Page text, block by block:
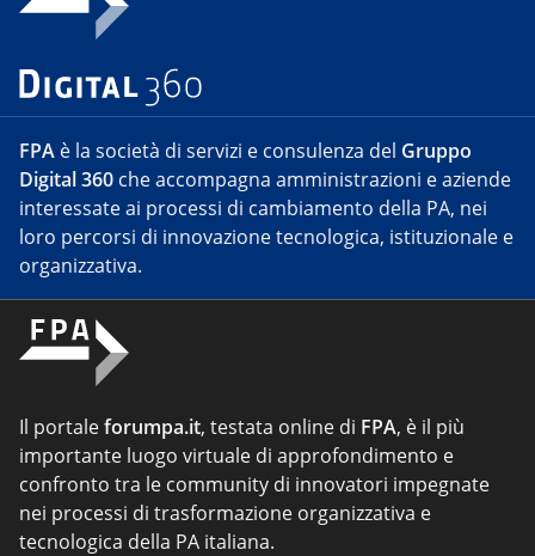
FPA è la società di servizi e consulenza del Gruppo
Digital 360 che accompagna amministrazioni e aziende
interessate ai processi di cambiamento della PA, nei
loro percorsi di innovazione tecnologica, istituzionale e
organizzativa.
Il portaleforumpa.it, testata online di FPA, è il più
importante luogo virtuale di approfondimento e
confronto tra le community di innovatori impegnate
nei processi di trasformazione organizzativa e
tecnologica della PA italiana.